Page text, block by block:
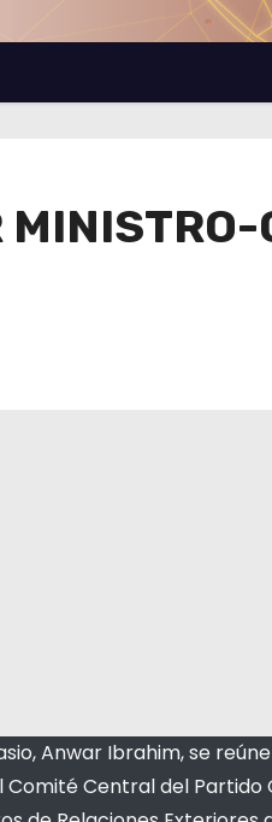
Anwar Ibrahim, se
Central del Partido